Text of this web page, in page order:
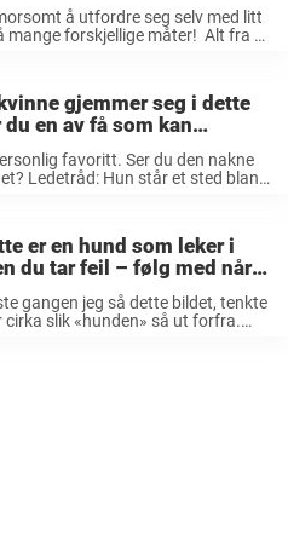
å utfordre seg selv med litt
mange forskjellige måter! Alt fra å
gjemmer seg i dette
en av få som kan
favoritt. Ser du den nakne
Ledetråd: Hun står et sted blant
er en hund som leker i
du tar feil – følg med når
gangen jeg så dette bildet, tenkte
cirka slik «hunden» så ut forfra.